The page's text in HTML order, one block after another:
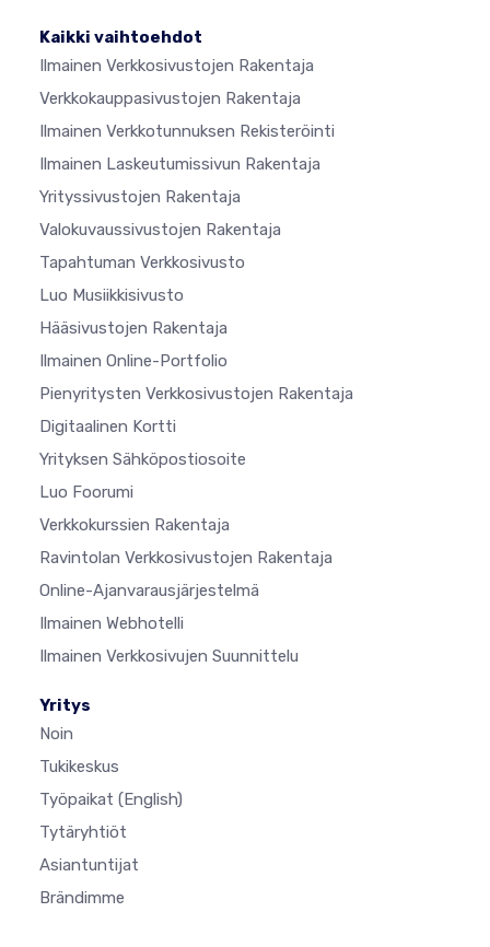
Kaikki vaihtoehdot
Ilmainen Verkkosivustojen Rakentaja
Verkkokauppasivustojen Rakentaja
Ilmainen Verkkotunnuksen Rekisteröinti
Ilmainen Laskeutumissivun Rakentaja
Yrityssivustojen Rakentaja
Valokuvaussivustojen Rakentaja
Tapahtuman Verkkosivusto
Luo Musiikkisivusto
Hääsivustojen Rakentaja
Ilmainen Online-Portfolio
Pienyritysten Verkkosivustojen Rakentaja
Digitaalinen Kortti
Yrityksen Sähköpostiosoite
Luo Foorumi
Verkkokurssien Rakentaja
Ravintolan Verkkosivustojen Rakentaja
Online-Ajanvarausjärjestelmä
Ilmainen Webhotelli
Ilmainen Verkkosivujen Suunnittelu
Yritys
Noin
Tukikeskus
Työpaikat (English)
Tytäryhtiöt
Asiantuntijat
Brändimme